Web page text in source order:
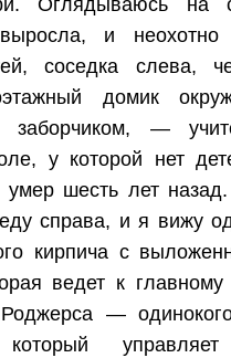
Оглядываюсь на
и неохотно
соседка слева,
домик
заборчиком, —
у которой нет
умер шесть лет
справа, и я вижу
кирпича с
ведет к
—
который